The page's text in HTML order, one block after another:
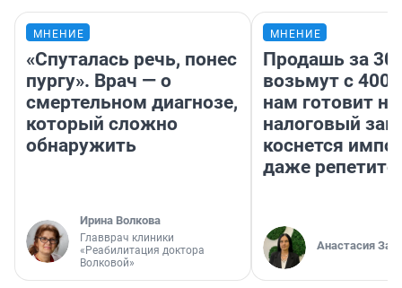
МНЕНИЕ
«Спуталась речь, понес
пургу». Врач — о
смертельном диагнозе,
который сложно
обнаружить
Ирина Волкова
Главврач клиники
«Реабилитация доктора
Волковой»
МНЕНИЕ
Продашь за
возьмут с
нам готовит
налоговый
коснется
даже
Анастасия